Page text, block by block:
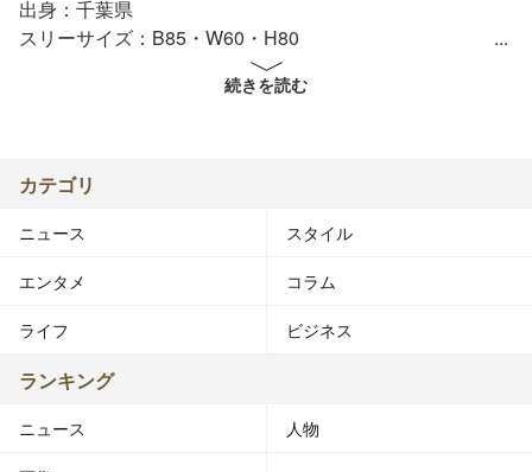
出身：千葉県
スリーサイズ：B85・W60・H80
好きなタレント：梨花
好きな映画：ハリーポッター
好きなブランド：snidel
好きなコスメブランド：JILL STUART
出没スポット：表参道
特技：お菓子作り
休日の過ごし方：映画をみる
続きを読む
カテゴリ
ニュース スタイル
エンタメ コラム
ライフ ビジネス
ランキング
ニュース 人物